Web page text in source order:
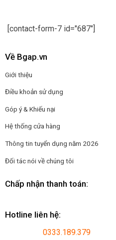
[contact-form-7 id="687"]
Về Bgap.vn
Giới thiệu
Điều khoản sử dụng
Góp ý & Khiếu nại
Hệ thống cửa hàng
Thông tin tuyển dụng năm 2026
Đối tác nói về chúng tôi
Chấp nhận thanh toán:
Hotline liên hệ:
0333.189.379